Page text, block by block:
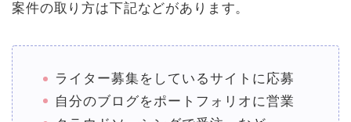
案件の取り方は下記などがあります。
ライター募集をしているサイトに応募
自分のブログをポートフォリオに営業